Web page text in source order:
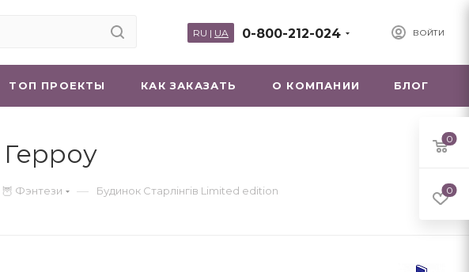
ВОЙТИ
0-800-212-024
RU | UA
ТОП ПРОЕКТЫ КАК ЗАКАЗАТЬ О КОМПАНИИ БЛОГ
Герроу
🦉 Фэнтези — Будинок Старлінгів Limited edition
0
0